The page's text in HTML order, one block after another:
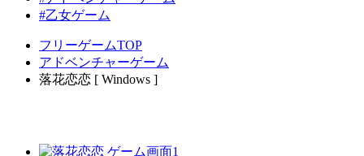
#乙女ゲーム
フリーゲームTOP
アドベンチャーゲーム
落花恋恋 [ Windows ]